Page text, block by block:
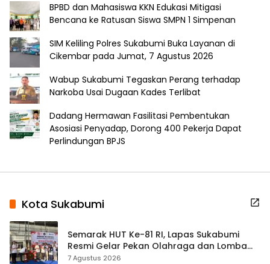
BPBD dan Mahasiswa KKN Edukasi Mitigasi
Bencana ke Ratusan Siswa SMPN 1 Simpenan
SIM Keliling Polres Sukabumi Buka Layanan di
Cikembar pada Jumat, 7 Agustus 2026
Wabup Sukabumi Tegaskan Perang terhadap
Narkoba Usai Dugaan Kades Terlibat
Dadang Hermawan Fasilitasi Pembentukan
Asosiasi Penyadap, Dorong 400 Pekerja Dapat
Perlindungan BPJS
Kota Sukabumi
Semarak HUT Ke-81 RI, Lapas Sukabumi
Resmi Gelar Pekan Olahraga dan Lomba
Tradisional
7 Agustus 2026